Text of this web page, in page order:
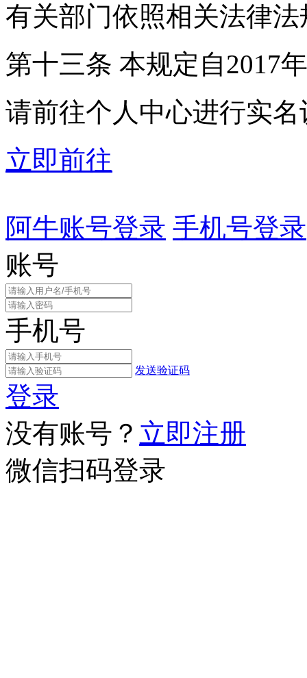
有关部门依照相关法律
第十三条 本规定自2017
请前往个人中心进行实名
立即前往
阿牛账号登录 手机号登录
账号
手机号
发送验证码
登录
没有账号？ 立即注册
微信扫码登录